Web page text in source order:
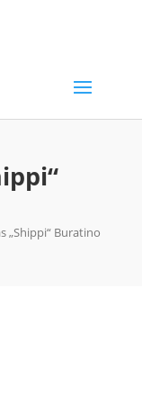
„Shippi“ Buratino